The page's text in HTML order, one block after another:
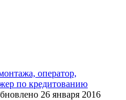
оператор,
по кредитованию
26 января 2016